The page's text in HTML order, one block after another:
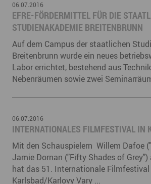
06.07.2016
EFRE-FÖRDERMITTEL FÜR DIE
STUDIENAKADEMIE BREITENBRUNN
Auf dem Campus der staatlichen
Breitenbrunn wurde ein neues
Labor errichtet, bestehend aus
Nebenräumen sowie zwei
06.07.2016
INTERNATIONALES FILMFESTIVAL IN
Mit den Schauspielern Willem Dafoe
Jamie Dornan ("Fifty Shades of Grey")
hat das 51. Internationale Filmfestival
Karlsbad/Karlovy Vary ...